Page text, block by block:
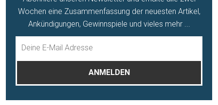
Wochen eine Zusammenfassung der neuesten Artikel,
Ankündigungen, Gewinnspiele und vieles mehr ...